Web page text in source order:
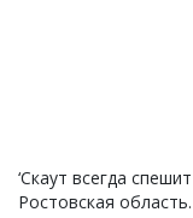
‘Скаут всегда
Ростовская область.